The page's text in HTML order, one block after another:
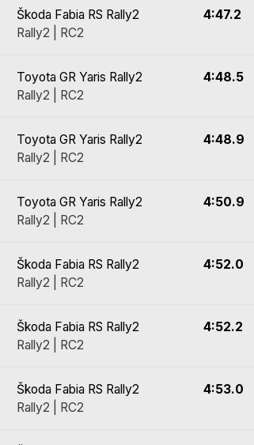
Škoda Fabia RS Rally2
Rally2 | RC2
4:47.2
Toyota GR Yaris Rally2
Rally2 | RC2
4:48.5
Toyota GR Yaris Rally2
Rally2 | RC2
4:48.9
Toyota GR Yaris Rally2
Rally2 | RC2
4:50.9
Škoda Fabia RS Rally2
Rally2 | RC2
4:52.0
Škoda Fabia RS Rally2
Rally2 | RC2
4:52.2
Škoda Fabia RS Rally2
Rally2 | RC2
4:53.0